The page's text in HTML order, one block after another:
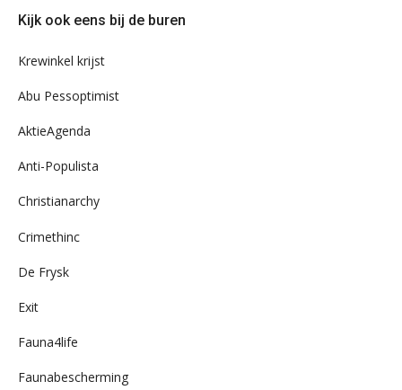
ons
Kijk ook eens bij de buren
Krewinkel krijst
Abu Pessoptimist
AktieAgenda
Anti-Populista
Christianarchy
Crimethinc
De Frysk
Exit
Fauna4life
Faunabescherming